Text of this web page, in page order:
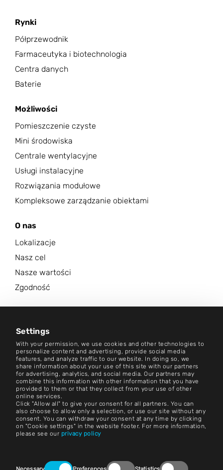
Settings
With your permission, we use cookies and other technologies to
personalize content and advertising, provide social media
features, and analyze traffic to our website. In doing so, we
share information about your use of this site with our partners
for advertising, analytics, and social media. Our partners may
combine this information with other information that you have
provided to them or that they collect from your use of other
online services.
Click "Allow all" to give your consent for all partners. You can
also choose to allow only a selection, or use our site without any
consent. You can withdraw your consent at any time by clicking
on "Cookie settings" in the website footer. For more information,
please see our privacy policy
Rynki
Półprzewodnik
Farmaceutyka i biotechnologia
Centra danych
Baterie
Możliwości
Pomieszczenie czyste
Mini środowiska
Centrale wentylacyjne
Usługi instalacyjne
Rozwiązania modułowe
Kompleksowe zarządzanie obiektami
O nas
Lokalizacje
Nasz cel
Nasze wartości
Zgodność
Centrum aktualności
Kontakt
Kariera
Zasady i warunki
Nadruk
Nota prawna
Kontakt